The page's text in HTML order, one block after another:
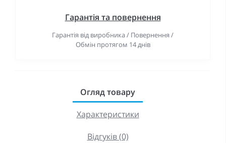
Гарантiя та повернення
Гарантія від виробника / Повернення /
Обмін протягом 14 днів
Огляд товару
Характеристики
Відгуків (0)